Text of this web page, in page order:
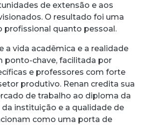
de extensão e aos
O resultado foi uma
quanto pessoal.
a vida acadêmica e a realidade
ponto-chave, facilitada por
e professores com forte
produtivo. Renan credita sua
de trabalho ao diploma da
da instituição e a qualidade de
como uma porta de